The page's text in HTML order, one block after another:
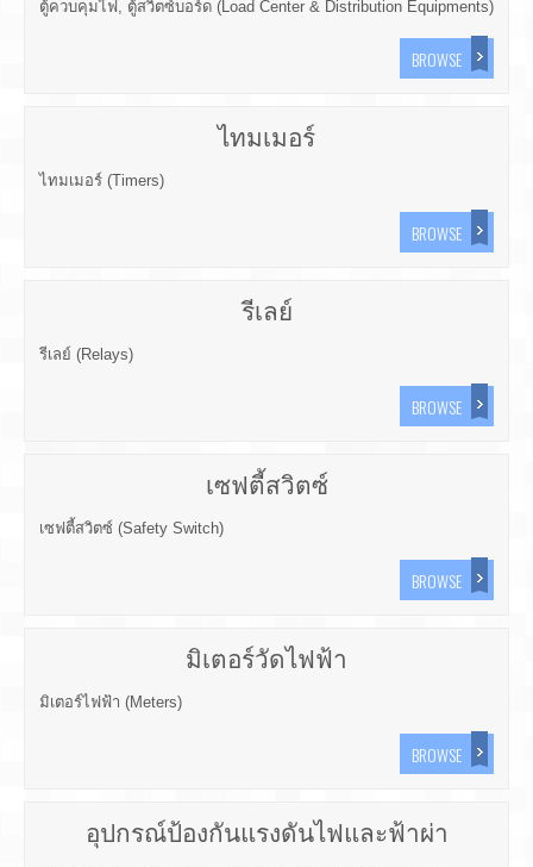
ตู้ควบคุมไฟ, ตู้สวิตซ์บอร์ด (Load Center & Distribution Equipments)
BROWSE
ไทมเมอร์
ไทมเมอร์ (Timers)
BROWSE
รีเลย์
รีเลย์ (Relays)
BROWSE
เซฟตี้สวิตซ์
เซฟตี้สวิตซ์ (Safety Switch)
BROWSE
มิเตอร์วัดไฟฟ้า
มิเตอร์ไฟฟ้า (Meters)
BROWSE
อุปกรณ์ป้องกันแรงดันไฟและฟ้าผ่า